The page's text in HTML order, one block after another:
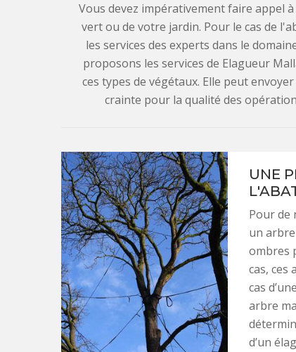
Vous devez impérativement faire appel
vert ou de votre jardin. Pour le cas de
les services des experts dans le
proposons les services de Elagueur
ces types de végétaux. Elle peut
crainte pour la qualité des
UNE
Pour de
un
ombres
cas, ces
cas
arbre
d’un